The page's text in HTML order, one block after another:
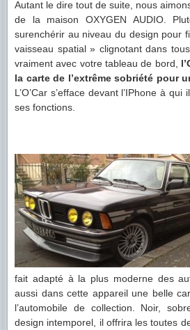
Autant le dire tout de suite, nous
de la maison OXYGEN AUDIO.
surenchérir au niveau du design pour
vaisseau spatial » clignotant dans
vraiment avec votre tableau de bord,
la carte de l’extrême sobriété pour
L’O’Car s’efface devant l’IPhone à
ses fonctions.
fait adapté à la plus moderne des
aussi dans cette appareil une belle
l’automobile de collection. Noir,
design intemporel, il offrira les toutes